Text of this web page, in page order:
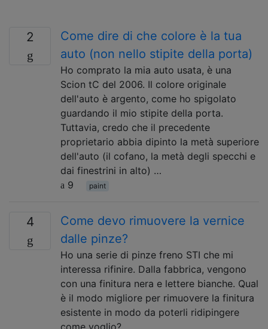
2
Come dire di che colore è la tua
auto (non nello stipite della porta)
Ho comprato la mia auto usata, è una
Scion tC del 2006. Il colore originale
dell'auto è argento, come ho spigolato
guardando il mio stipite della porta.
Tuttavia, credo che il precedente
proprietario abbia dipinto la metà superiore
dell'auto (il cofano, la metà degli specchi e
dai finestrini in alto) …
9
paint
4
Come devo rimuovere la vernice
dalle pinze?
Ho una serie di pinze freno STI che mi
interessa rifinire. Dalla fabbrica, vengono
con una finitura nera e lettere bianche. Qual
è il modo migliore per rimuovere la finitura
esistente in modo da poterli ridipingere
come voglio?